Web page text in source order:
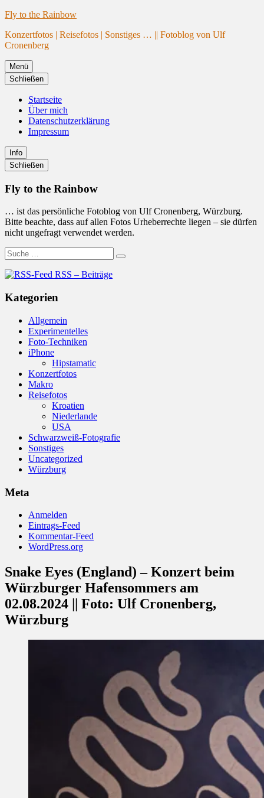
Website
geladen
Zum
springen
Fly to the Rainbow
Konzertfotos | Reisefotos | Sonstiges … || Fotoblog von Ulf
Cronenberg
Menü
Schließen
Startseite
Über mich
Datenschutzerklärung
Impressum
Info
Primäre
Seitenleiste
Schließen
Fly to the Rainbow
… ist das persönliche Fotoblog von Ulf Cronenberg, Würzburg.
Bitte beachte, dass auf allen Fotos Urheberrechte liegen – sie dürfen
nicht ungefragt verwendet werden.
Suche
nach:
Suchen
RSS – Beiträge
Kategorien
Allgemein
Experimentelles
Foto-Techniken
iPhone
Hipstamatic
Konzertfotos
Makro
Reisefotos
Kroatien
Niederlande
USA
Schwarzweiß-Fotografie
Sonstiges
Uncategorized
Würzburg
Meta
Anmelden
Eintrags-Feed
Kommentar-Feed
WordPress.org
Snake Eyes (England) – Konzert beim
Würzburger Hafensommers am
02.08.2024 || Foto: Ulf Cronenberg,
Würzburg